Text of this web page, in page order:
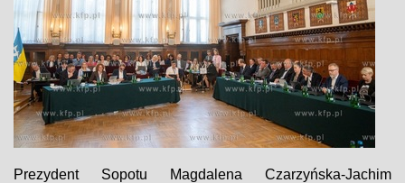
Prezydent Sopotu Magdalena Czarzyńska-Jachim